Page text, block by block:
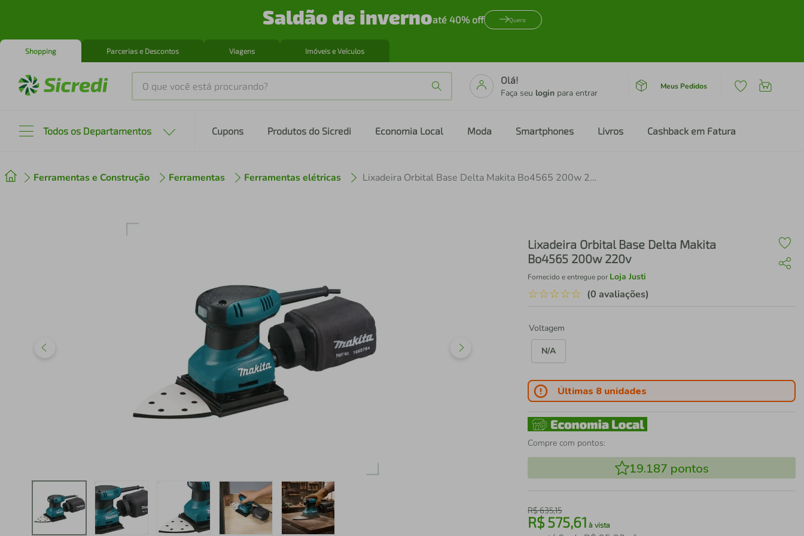
Saldão de invernoaté 40% off Quero
Shopping Parcerias e Descontos Viagens Imóveis e Veículos
O que você está procurando?
Olá!
Faça seu login para entrar
Meus Pedidos
Todos os Departamentos Cupons Produtos do Sicredi Economia Local Moda Smartphones Livros Cashback em Fatura
Ferramentas e Construção Ferramentas Ferramentas elétricas Lixadeira Orbital Base Delta Makita Bo4565 200w 220v
Lixadeira Orbital Base Delta Makita
Bo4565 200w 220v
Fornecido e entregue por Loja Justi
☆☆☆☆☆ (0 avaliações)
Voltagem
N/A
Últimas 8 unidades
Compre com pontos:
19.187 pontos
R$635,15
R$575,61 à vista
2º cafeteira